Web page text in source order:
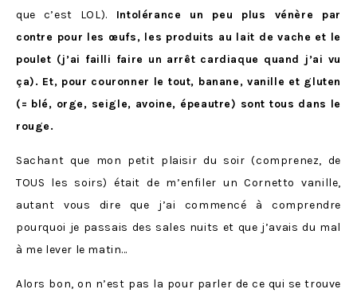
que c’est LOL). Intolérance un peu plus vénère par
contre pour les œufs, les produits au lait de vache et le
poulet (j’ai failli faire un arrêt cardiaque quand j’ai vu
ça). Et, pour couronner le tout, banane, vanille et gluten
(= blé, orge, seigle, avoine, épeautre) sont tous dans le
rouge.
Sachant que mon petit plaisir du soir (comprenez, de
TOUS les soirs) était de m’enfiler un Cornetto vanille,
autant vous dire que j’ai commencé à comprendre
pourquoi je passais des sales nuits et que j’avais du mal
à me lever le matin…
Alors bon, on n’est pas la pour parler de ce qui se trouve